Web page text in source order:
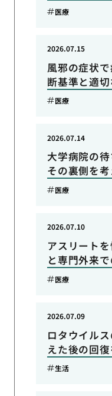
医療
風邪の症状
断基準と適
2026.07.15
医療
大学病院の
その裏側を考
2026.07.14
医療
アスリート
と専門外来
2026.07.10
医療
ロタウイル
えた後の回
2026.07.09
生活